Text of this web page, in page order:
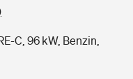
C, 96 kW, Benzin,